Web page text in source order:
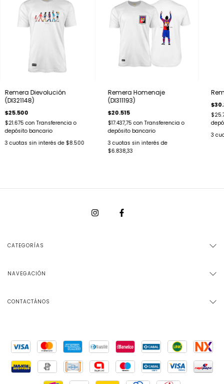
Remera Dievolución
(DI321148)
$25.500
$21.675con Transferencia o
depósito bancario
3 cuotas sin interés de $8.500
Remera Homenaje
(DI311193)
$20.515
$17.437,75con Transferencia o
depósito bancario
3 cuotas sin interés de
$6.838,33
3
CATEGORÍAS
NAVEGACIÓN
CONTACTÁNOS